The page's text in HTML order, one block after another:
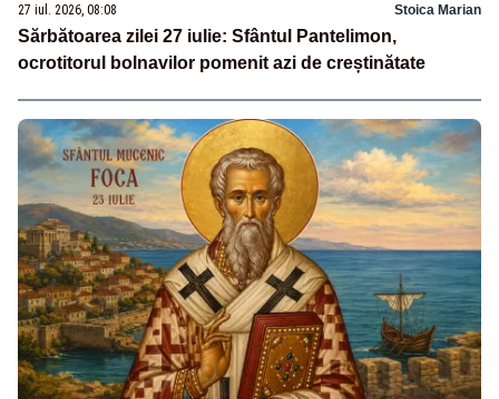
27 iul. 2026, 08:08 Stoica Marian
Sărbătoarea zilei 27 iulie: Sfântul Pantelimon,
ocrotitorul bolnavilor pomenit azi de creștinătate